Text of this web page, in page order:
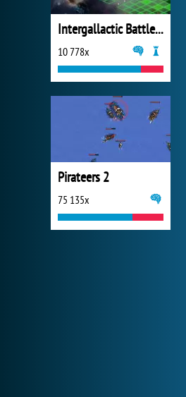
Intergallactic Battleship
10 778x
Pirateers 2
75 135x